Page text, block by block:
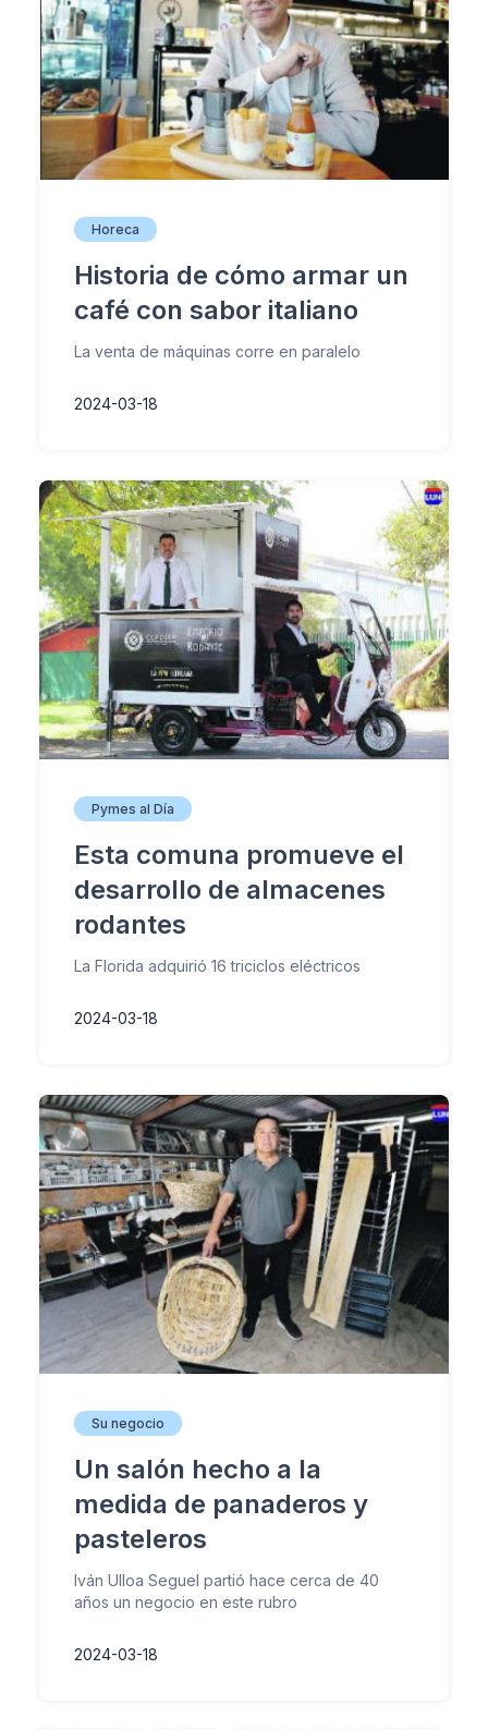
Horeca
Historia de cómo armar un
café con sabor italiano
La venta de máquinas corre en paralelo
2024-03-18
Pymes al Día
Esta comuna promueve el
desarrollo de almacenes
rodantes
La Florida adquirió 16 triciclos eléctricos
2024-03-18
Su negocio
Un salón hecho a la
medida de panaderos y
pasteleros
Iván Ulloa Seguel partió hace cerca de 40
años un negocio en este rubro
2024-03-18